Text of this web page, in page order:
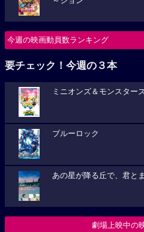
今週の映画動員数ランキング
要チェック！今週の３本
ミニオンズ＆モンスター
ブルーロック
あの星が降る丘で、君と
劇場上映中の